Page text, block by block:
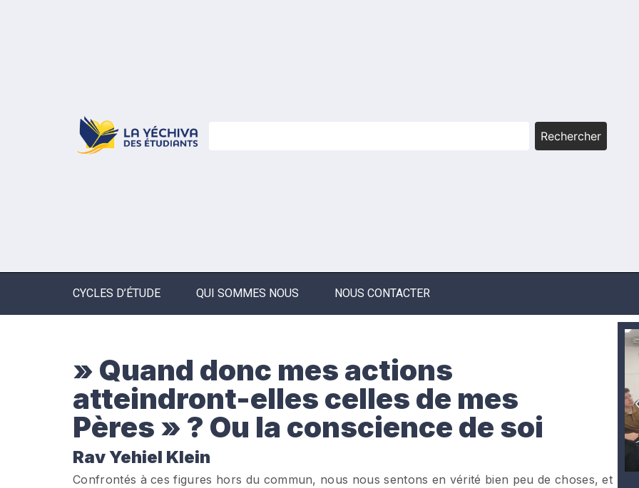
Rechercher
CYCLES D’ÉTUDE QUI SOMMES NOUS NOUS CONTACTER
» Quand donc mes actions
atteindront-elles celles de mes
Pères » ? Ou la conscience de soi
Rav Yehiel Klein
Confrontés à ces figures hors du commun, nous nous sentons en vérité bien peu de choses, et